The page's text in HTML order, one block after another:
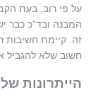
על פי רוב, בעת
המבנה ובד”כ כבר
זה. קיימת
חשוב שלא להגביל
הייתרונות